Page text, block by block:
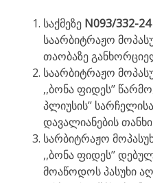
საქმეზე N093/332-24
საარბიტრაჟო
თაობაზე
საარბიტრაჟო
,,ბონა ფიდეს’’
პლიუსის’’
დავალიანების
სარბიტრაჟო
,,ბონა ფიდეს’’
მოაწოდოს პასუხი